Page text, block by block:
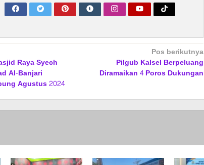
Raya Syech
Al-Banjari
Agustus 2024
Pos berikutnya
Pilgub Kalsel Berpeluang
Diramaikan 4 Poros Dukungan